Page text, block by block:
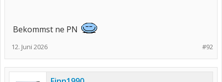
Bekommst ne PN
#92
12. Juni 2026